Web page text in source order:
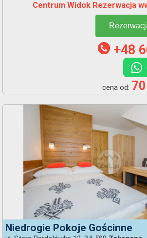
Centrum Widok Rezerwacja
+48
cena od:
Niedrogie Pokoje Gościnne